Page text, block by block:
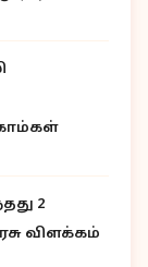
2
விளக்கம்